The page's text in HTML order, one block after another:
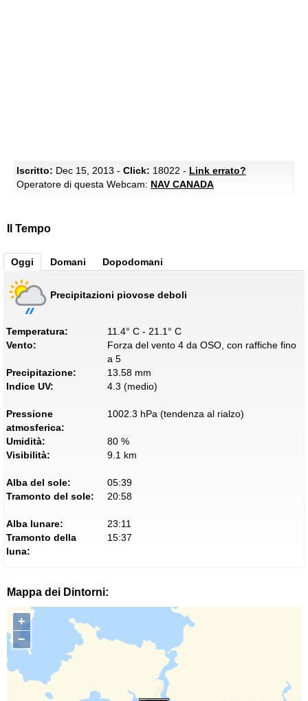
Iscritto: Dec 15, 2013 - Click: 18022 - Link errato?
Operatore di questa Webcam: NAV CANADA
Il Tempo
Oggi Domani Dopodomani
Precipitazioni piovose deboli
Temperatura:
11.4° C - 21.1° C
Vento:
Forza del vento 4 da OSO, con raffiche fino
a 5
Precipitazione:
13.58 mm
Indice UV:
4.3 (medio)
Pressione
atmosferica:
1002.3 hPa (tendenza al rialzo)
Umidità:
80 %
Visibilità:
9.1 km
Alba del sole:
05:39
Tramonto del sole:
20:58
Alba lunare:
23:11
Tramonto della
luna:
15:37
Mappa dei Dintorni:
+
−